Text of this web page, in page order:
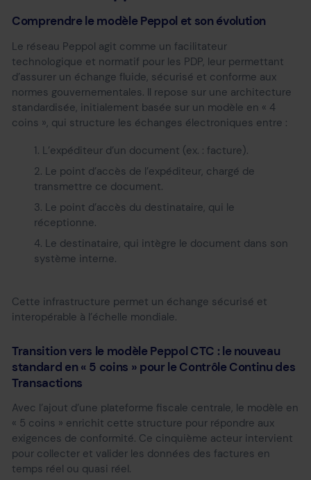
Comprendre le modèle Peppol et son évolution
Le réseau Peppol agit comme un facilitateur
technologique et normatif pour les PDP, leur permettant
d’assurer un échange fluide, sécurisé et conforme aux
normes gouvernementales. Il repose sur une architecture
standardisée, initialement basée sur un modèle en « 4
coins », qui structure les échanges électroniques entre :
L’expéditeur d’un document (ex. : facture).
Le point d’accès de l’expéditeur, chargé de
transmettre ce document.
Le point d’accès du destinataire, qui le
réceptionne.
Le destinataire, qui intègre le document dans son
système interne.
Cette infrastructure permet un échange sécurisé et
interopérable à l’échelle mondiale.
Transition vers le modèle Peppol CTC : le nouveau
standard en « 5 coins » pour le Contrôle Continu des
Transactions
Avec l’ajout d’une plateforme fiscale centrale, le modèle en
« 5 coins » enrichit cette structure pour répondre aux
exigences de conformité. Ce cinquième acteur intervient
pour collecter et valider les données des factures en
temps réel ou quasi réel.